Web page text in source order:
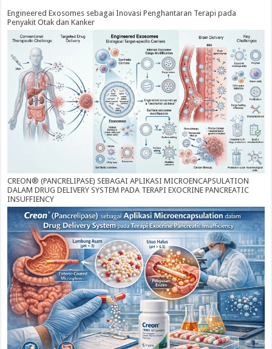
Engineered Exosomes sebagai Inovasi Penghantaran Terapi pada
Penyakit Otak dan Kanker
CREON® (PANCRELIPASE) SEBAGAI APLIKASI MICROENCAPSULATION
DALAM DRUG DELIVERY SYSTEM PADA TERAPI EXOCRINE PANCREATIC
INSUFFIENCY